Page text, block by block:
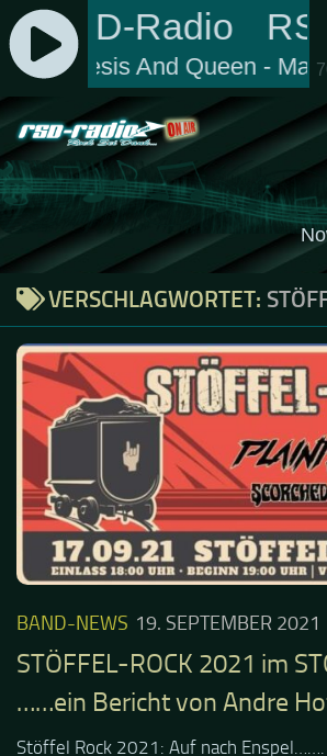
Zum Inhalt springen
VERSCHLAGWORTET:
BAND-NEWS 19. SEPTEMBER 2021
STÖFFEL-ROCK 2021 im
……ein Bericht von Andre
Stöffel Rock 2021: Auf nach